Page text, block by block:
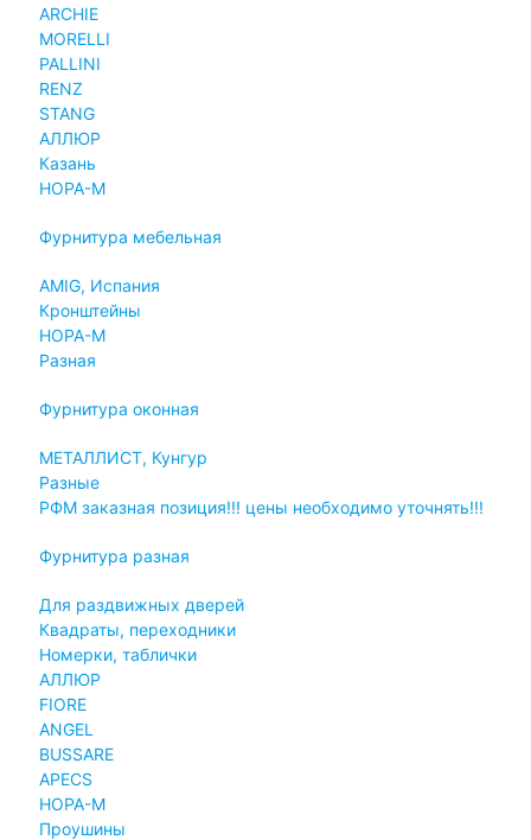
ARCHIE
MORELLI
PALLINI
RENZ
STANG
АЛЛЮР
Казань
НОРА-М
Фурнитура мебельная
AMIG, Испания
Кронштейны
НОРА-М
Разная
Фурнитура оконная
МЕТАЛЛИСТ, Кунгур
Разные
РФМ заказная позиция!!! цены необходимо уточнять!!!
Фурнитура разная
Для раздвижных дверей
Квадраты, переходники
Номерки, таблички
АЛЛЮР
FIORE
ANGEL
BUSSARE
APECS
НОРА-М
Проушины